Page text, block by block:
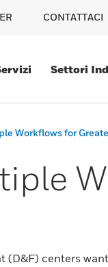
CONTATTACI
Settori
Workflows for
centers